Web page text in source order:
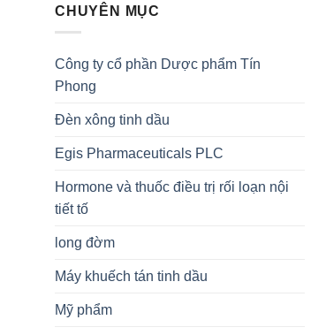
CHUYÊN MỤC
Công ty cổ phần Dược phẩm Tín
Phong
Đèn xông tinh dầu
Egis Pharmaceuticals PLC
Hormone và thuốc điều trị rối loạn nội
tiết tố
long đờm
Máy khuếch tán tinh dầu
Mỹ phẩm